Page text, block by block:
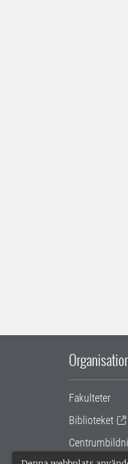
Fakulteter
Biblioteket